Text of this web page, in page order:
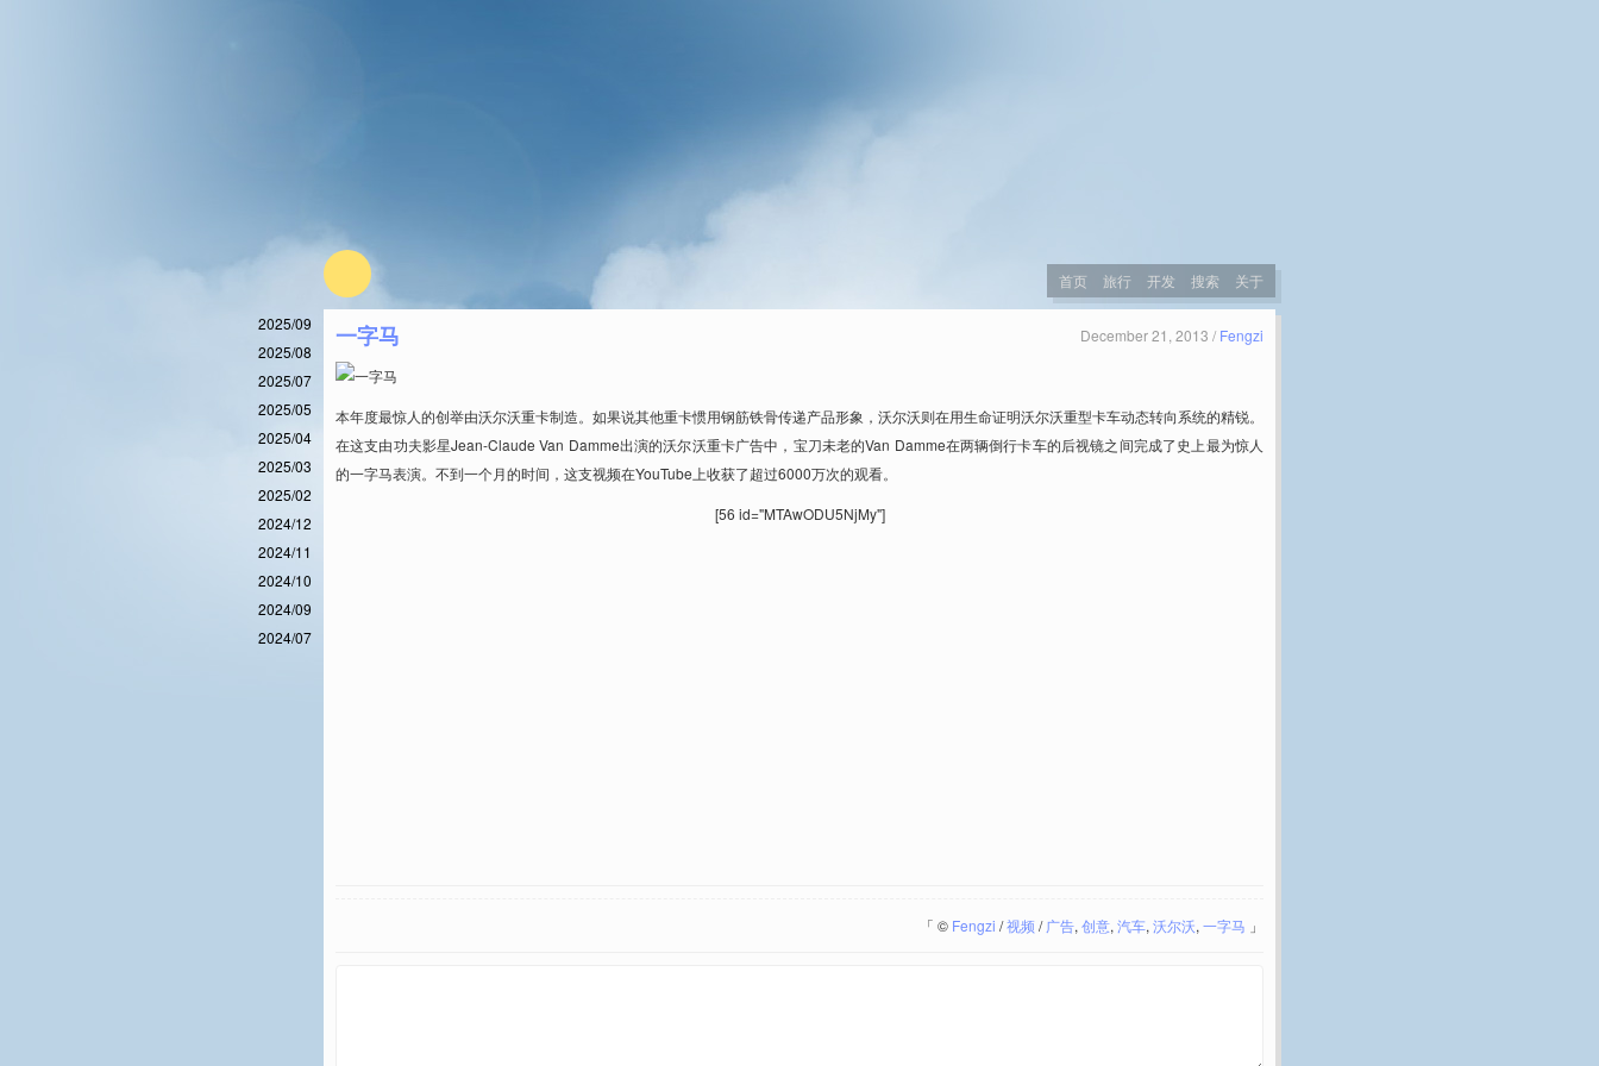
首页 旅行 开发 搜索 关于
2025/09
2025/08
2025/07
2025/05
2025/04
2025/03
2025/02
2024/12
2024/11
2024/10
2024/09
2024/07
一字马 December 21, 2013 / Fengzi
本年度最惊人的创举由沃尔沃重卡制造。如果说其他重卡惯用钢筋铁骨传递产品形象，沃尔沃则在用生命证明沃尔沃重型卡车动态转向系统的精锐。
在这支由功夫影星Jean-Claude Van Damme出演的沃尔沃重卡广告中，宝刀未老的Van Damme在两辆倒行卡车的后视镜之间完成了史上最为惊人
的一字马表演。不到一个月的时间，这支视频在YouTube上收获了超过6000万次的观看。
[56 id="MTAwODU5NjMy"]
「 © Fengzi /视频/广告, 创意, 汽车, 沃尔沃, 一字马 」